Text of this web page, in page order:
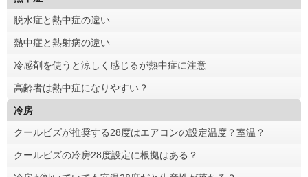
脱水症と熱中症の違い
熱中症と熱射病の違い
冷感剤を使うと涼しく感じるが熱中症に注意
高齢者は熱中症になりやすい？
冷房
クールビズが推奨する28度はエアコンの設定温度？室温？
クールビズの冷房28度設定に根拠はある？